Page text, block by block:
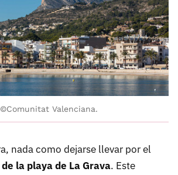
Valenciana.
nada como dejarse llevar por el
la playa de La Grava. Este